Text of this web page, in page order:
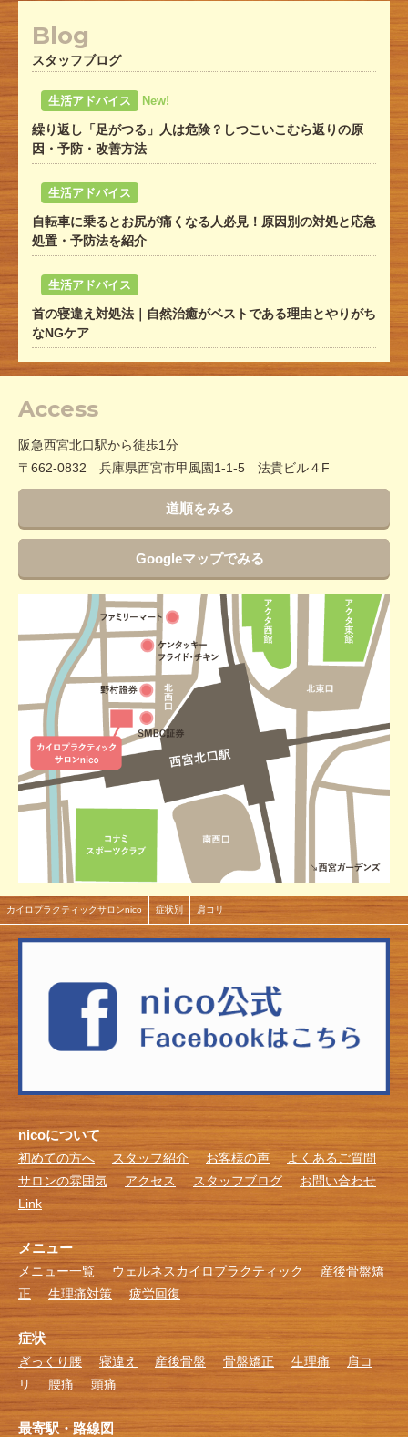
Blog
スタッフブログ
生活アドバイス New!
繰り返し「足がつる」人は危険？しつこいこむら返りの原
因・予防・改善方法
生活アドバイス
自転車に乗るとお尻が痛くなる人必見！原因別の対処と応急
処置・予防法を紹介
生活アドバイス
首の寝違え対処法｜自然治癒がベストである理由とやりがち
なNGケア
Access
阪急西宮北口駅から徒歩1分
〒662-0832 兵庫県西宮市甲風園1‐1‐5 法貴ビル４F
道順をみる
Googleマップでみる
カイロプラクティックサロンnico 症状別 肩コリ
nicoについて
初めての方へ スタッフ紹介 お客様の声
よくあるご質問
サロンの雰囲気
アクセス スタッフブログ
お問い合わせ
Link
メニュー
メニュー一覧 ウェルネスカイロプラクティック
産後骨盤矯
正
生理痛対策 疲労回復
症状
ぎっくり腰 寝違え 産後骨盤 骨盤矯正 生理痛
肩コ
リ
腰痛 頭痛
最寄駅・路線図